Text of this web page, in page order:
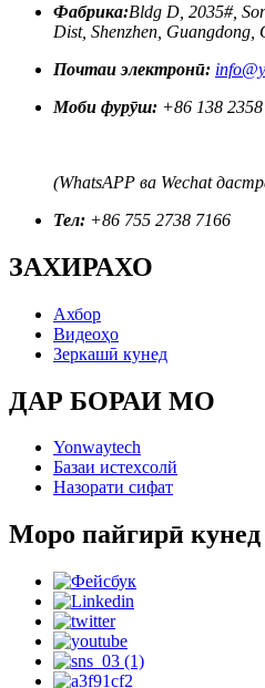
Фабрика:Bldg D, 2035#,
Dist, Shenzhen, Guangdong,
Почтаи электронӣ:
Моби фурӯш: +86 138
(WhatsAPP ва Wechat
Тел: +86 755 2738 7166
ЗАХИРАХО
Ахбор
Видеоҳо
Зеркашӣ кунед
ДАР БОРАИ МО
Yonwaytech
Базаи истехсолй
Назорати сифат
Моро пайгирӣ кунед